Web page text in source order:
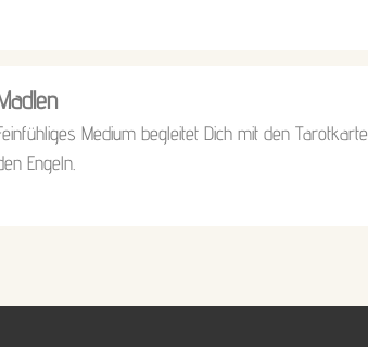
Medium begleitet Dich mit den
Engeln.